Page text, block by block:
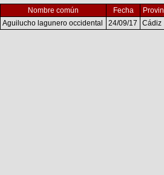
Nombre común Fecha
Aguilucho lagunero occidental 24/09/17 Cádiz